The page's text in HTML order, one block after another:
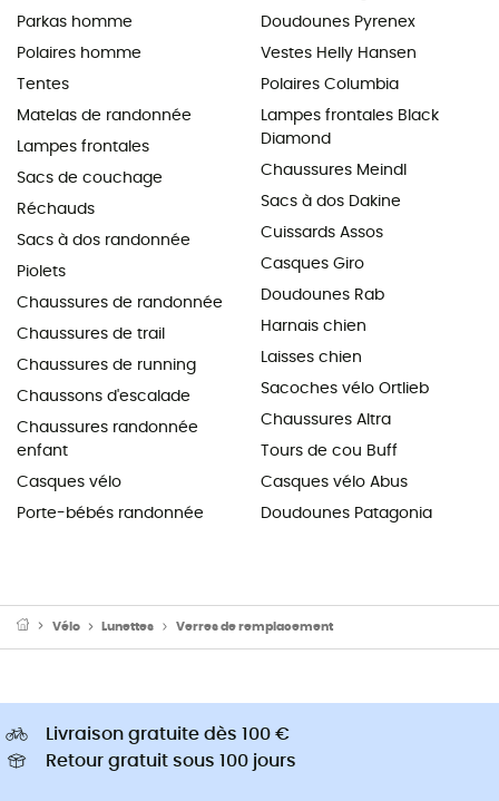
Parkas homme
Polaires homme
Tentes
Matelas de randonnée
Lampes frontales
Sacs de couchage
Réchauds
Sacs à dos randonnée
Piolets
Chaussures de randonnée
Chaussures de trail
Chaussures de running
Chaussons d'escalade
Chaussures randonnée
enfant
Casques vélo
Porte-bébés randonnée
Doudounes Pyrenex
Vestes Helly Hansen
Polaires Columbia
Lampes frontales Black
Diamond
Chaussures Meindl
Sacs à dos Dakine
Cuissards Assos
Casques Giro
Doudounes Rab
Harnais chien
Laisses chien
Sacoches vélo Ortlieb
Chaussures Altra
Tours de cou Buff
Casques vélo Abus
Doudounes Patagonia
Vélo Lunettes Verres de remplacement
Livraison gratuite dès 100 €
Retour gratuit sous 100 jours